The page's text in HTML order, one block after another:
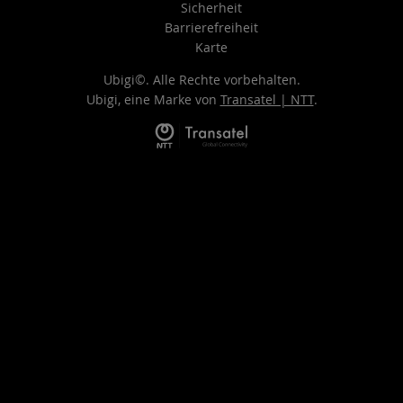
Sicherheit
Barrierefreiheit
Karte
Ubigi©. Alle Rechte vorbehalten.
Ubigi, eine Marke von Transatel | NTT.